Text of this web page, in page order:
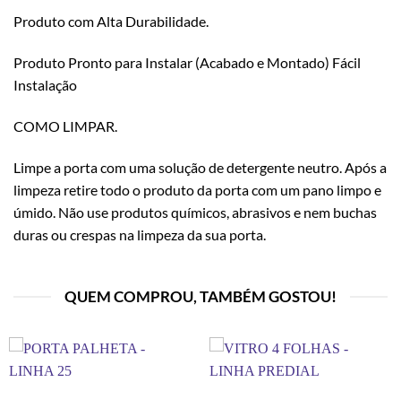
Produto com Alta Durabilidade.
Produto Pronto para Instalar (Acabado e Montado) Fácil
Instalação
COMO LIMPAR.
Limpe a porta com uma solução de detergente neutro. Após a
limpeza retire todo o produto da porta com um pano limpo e
úmido. Não use produtos químicos, abrasivos e nem buchas
duras ou crespas na limpeza da sua porta.
QUEM COMPROU, TAMBÉM GOSTOU!